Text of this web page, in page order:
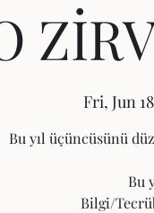
Fri, Jun 18
Bu yıl üçüncüsünü
Bu
Bilgi/